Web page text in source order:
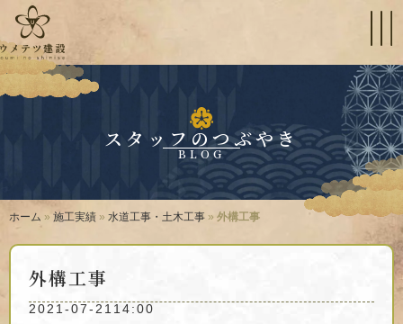
スタッフのつぶやき
BLOG
ホーム » 施工実績 » 水道工事・土木工事 » 外構工事
外構工事
2021-07-21 14:00